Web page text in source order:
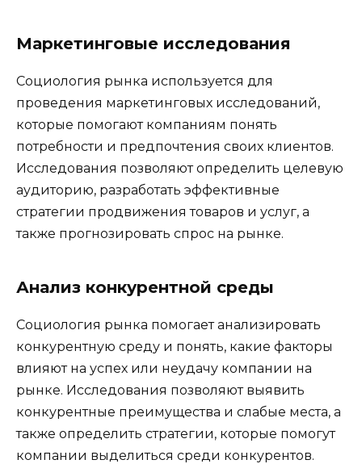
Маркетинговые исследования
Социология рынка используется для
проведения маркетинговых исследований,
которые помогают компаниям понять
потребности и предпочтения своих клиентов.
Исследования позволяют определить целевую
аудиторию, разработать эффективные
стратегии продвижения товаров и услуг, а
также прогнозировать спрос на рынке.
Анализ конкурентной среды
Социология рынка помогает анализировать
конкурентную среду и понять, какие факторы
влияют на успех или неудачу компании на
рынке. Исследования позволяют выявить
конкурентные преимущества и слабые места, а
также определить стратегии, которые помогут
компании выделиться среди конкурентов.